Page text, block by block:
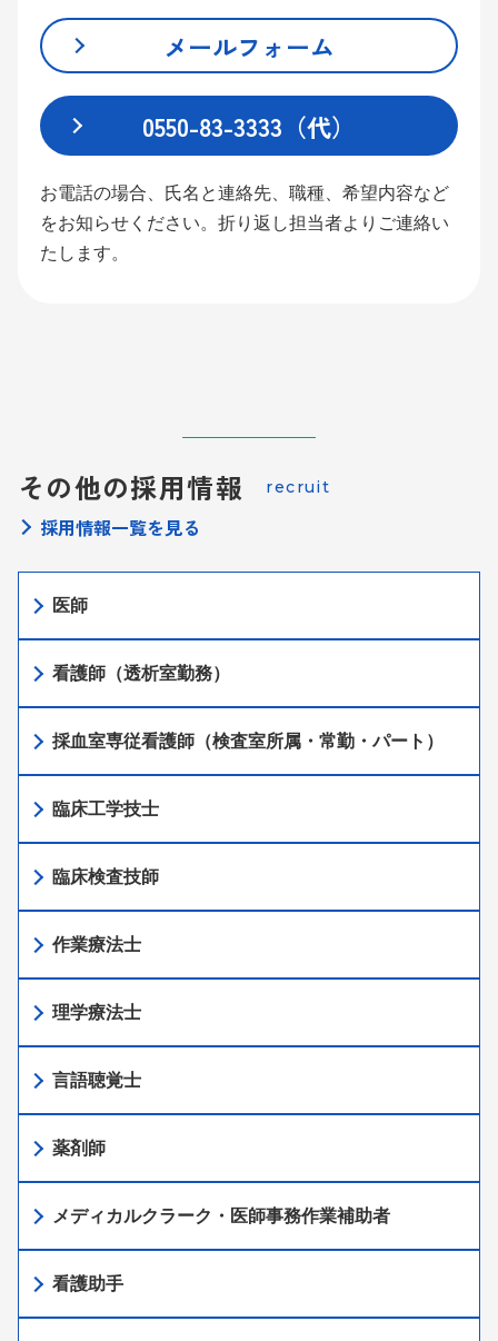
メールフォーム
0550-83-3333（代）
お電話の場合、氏名と連絡先、職種、希望内容など
をお知らせください。折り返し担当者よりご連絡い
たします。
その他の採用情報 recruit
採用情報一覧を見る
医師
看護師（透析室勤務）
採血室専従看護師（検査室所属・常勤・パート）
臨床工学技士
臨床検査技師
作業療法士
理学療法士
言語聴覚士
薬剤師
メディカルクラーク・医師事務作業補助者
看護助手